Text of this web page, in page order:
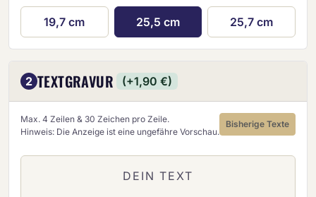
19,7 cm 25,5 cm 25,7 cm
2 TEXTGRAVUR (+1,90 €)
Max. 4 Zeilen & 30 Zeichen pro Zeile.
Hinweis: Die Anzeige ist eine ungefähre Vorschau.
Bisherige Texte